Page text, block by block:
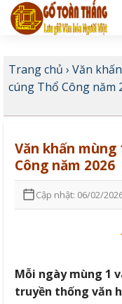
Bỏ
qua
Trang chủ › Văn khấn
cúng Thổ Công năm
Văn khấn mùng
Công năm 2026
Cập nhật: 06/02/
Mỗi ngày mùng 1
truyền thống văn